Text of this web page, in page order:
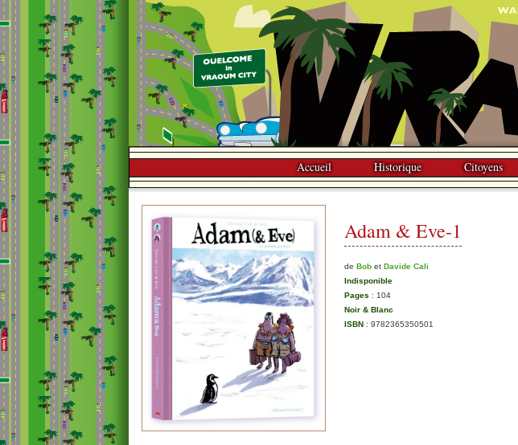
Accueil Historique Citoyens
Adam & Eve-1
de Bob et Davide Cali
Indisponible
Pages : 104
Noir & Blanc
ISBN : 9782365350501